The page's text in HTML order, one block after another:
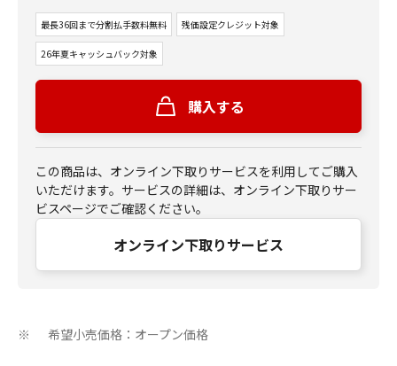
最長36回まで分割払手数料無料 残価設定クレジット対象
26年夏キャッシュバック対象
購入する
この商品は、オンライン下取りサービスを利用してご購入
いただけます。サービスの詳細は、オンライン下取りサー
ビスページでご確認ください。
オンライン下取りサービス
※ 希望小売価格：オープン価格